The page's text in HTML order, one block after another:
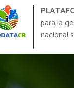
para la
nacional